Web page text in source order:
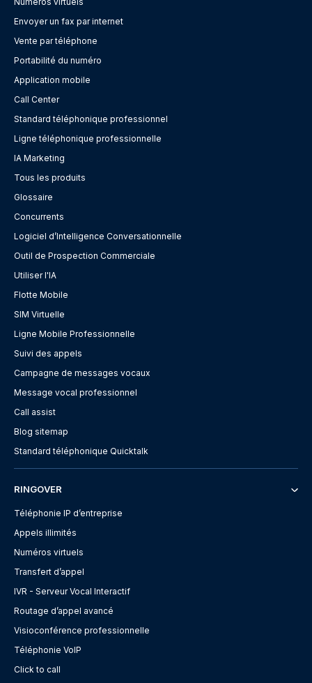
Envoyer un fax par internet
Vente par téléphone
Portabilité du numéro
Application mobile
Call Center
Standard téléphonique professionnel
Ligne téléphonique professionnelle
IA Marketing
Tous les produits
Glossaire
Concurrents
Logiciel d’Intelligence Conversationnelle
Outil de Prospection Commerciale
Utiliser l'IA
Flotte Mobile
SIM Virtuelle
Ligne Mobile Professionnelle
Suivi des appels
Campagne de messages vocaux
Message vocal professionnel
Call assist
Blog sitemap
Standard téléphonique Quicktalk
RINGOVER
Téléphonie IP d’entreprise
Appels illimités
Numéros virtuels
Transfert d’appel
IVR - Serveur Vocal Interactif
Routage d’appel avancé
Visioconférence professionnelle
Téléphonie VoIP
Click to call